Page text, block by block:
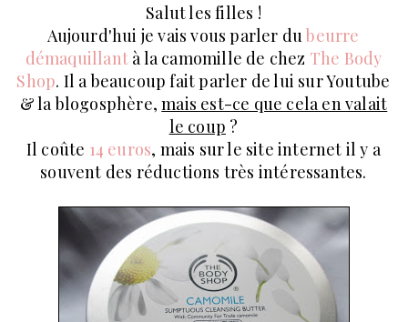
Salut les filles !
Aujourd'hui je vais vous parler dubeurre
démaquillantà la camomille de chez The Body
Shop. Il a beaucoup fait parler de lui sur Youtube
& la blogosphère,mais est-ce que cela en valait
le coup ?
Il coûte 14 euros, mais sur le site internet il y a
souvent des réductions très intéressantes.